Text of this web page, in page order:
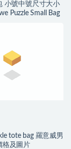
小號中號尺寸大小
Puzzle Small Bag
tote bag 羅意威男
格及圖片